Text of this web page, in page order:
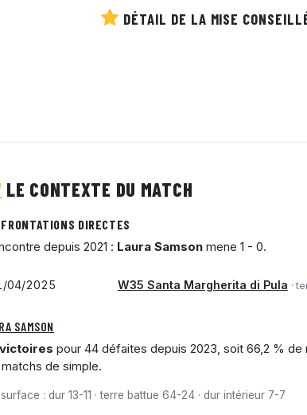
DÉTAIL DE LA MISE
LE CONTEXTE DU MATCH
DIRECTES
depuis 2021 : Laura Samsonmene 1 - 0.
04/2025 W35 Santa Margherita di Pula ·
SAMSON
pour 44 défaites depuis 2023, soit 66,2 % de
matchs de simple.
: dur 13-11 · terre battue 64-24 · dur intérieur 7-7